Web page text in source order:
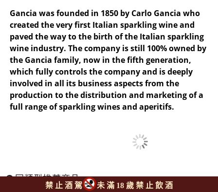
Gancia was founded in 1850 by Carlo Gancia who
created the very first Italian sparkling wine and
paved the way to the birth of the Italian sparkling
wine industry. The company is still 100% owned by
the Gancia family, now in the fifth generation,
which fully controls the company and is deeply
involved in all its business aspects from the
production to the distribution and marketing of a
full range of sparkling wines and aperitifs.
同類型推薦商品
禁 止 酒 駕 未 滿 18 歲 禁 止 飲 酒